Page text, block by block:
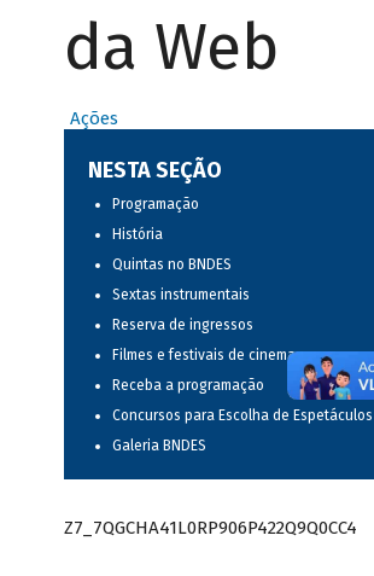
da Web
Ações
NESTA SEÇÃO
Programação
História
Quintas no BNDES
Sextas instrumentais
Reserva de ingressos
Filmes e festivais de cinema
Receba a programação
Concursos para Escolha de
Galeria BNDES
Z7_7QGCHA41L0RP906P422Q9Q0CC4